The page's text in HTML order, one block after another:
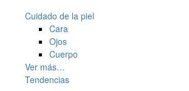
Cuidado de la piel
Cara
Ojos
Cuerpo
Ver más…
Tendencias